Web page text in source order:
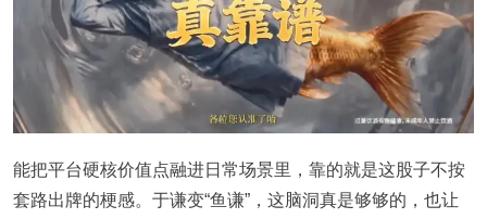
能把平台硬核价值点融进日常场景里，靠的就是这股子不按
套路出牌的梗感。于谦变“鱼谦”，这脑洞真是够够的，也让